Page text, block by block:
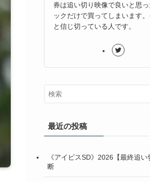
券は追い切り映像で良いと思
ックだけで買ってしまいます
と信じ切っている人です。
最近の投稿
《アイビスSD》2026【最終追
断